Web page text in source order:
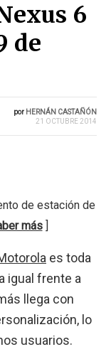
6
de
por HERNÁN CASTAÑÓN
21 OCTUBRE 2014
de estación de
más]
es toda
igual frente a
llega con
lo
usuarios.